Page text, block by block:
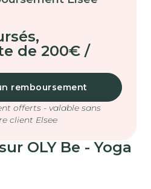
,
de 200€ /
remboursement
offerts - valable sans
client Elsee
OLY Be - Yoga